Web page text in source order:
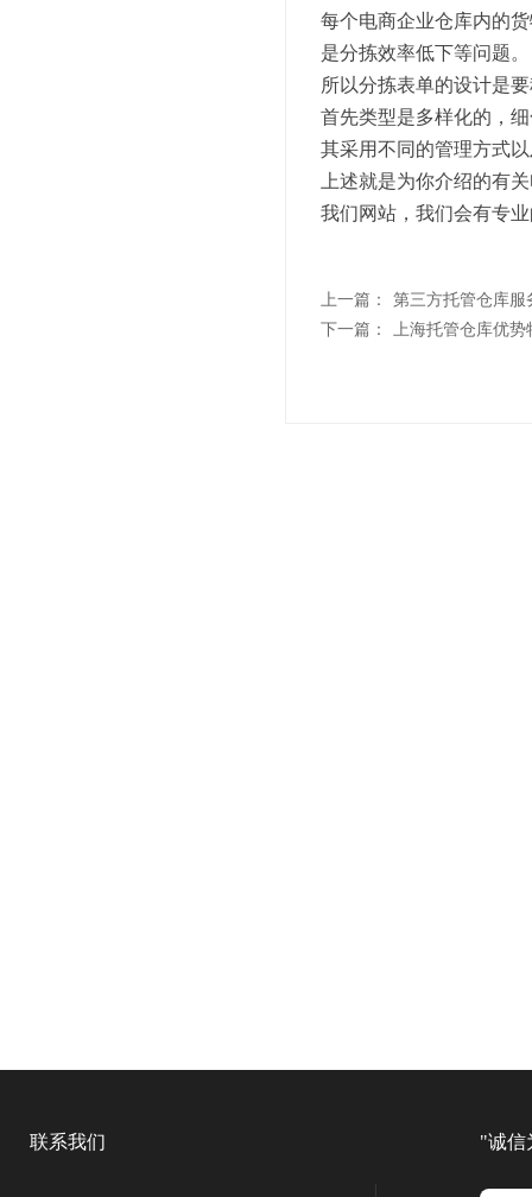
每个电商企业仓库内的
是分拣效率低下等问题。
所以分拣表单的设计是
首先类型是多样化的，
其采用不同的管理方式
上述就是为你介绍的有
我们网站，我们会有专
上一篇：
第三方托管仓库服
下一篇：
上海托管仓库优势
联系我们 "诚信